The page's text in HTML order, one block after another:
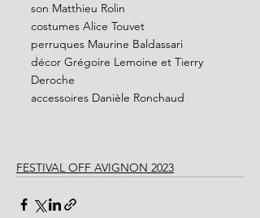
son Matthieu Rolin
costumes Alice Touvet
perruques Maurine Baldassari
décor Grégoire Lemoine et Tierry
Deroche
accessoires Danièle Ronchaud
FESTIVAL OFF AVIGNON 2023